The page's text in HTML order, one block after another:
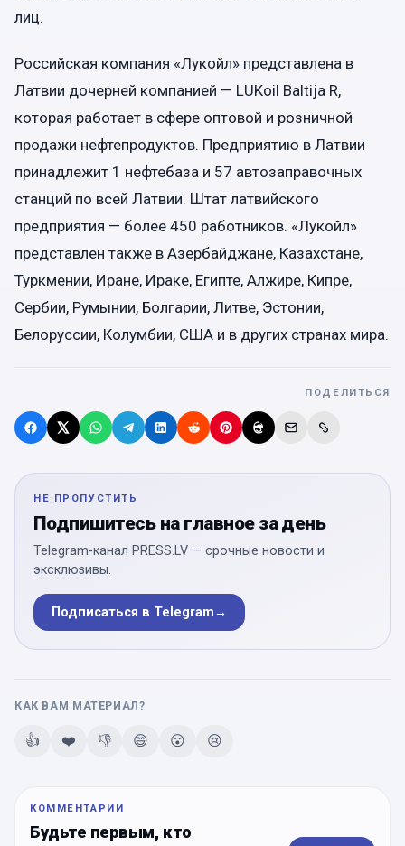
лиц.
Российская компания «Лукойл» представлена в
Латвии дочерней компанией — LUKoil Baltija R,
которая работает в сфере оптовой и розничной
продажи нефтепродуктов. Предприятию в Латвии
принадлежит 1 нефтебаза и 57 автозаправочных
станций по всей Латвии. Штат латвийского
предприятия — более 450 работников. «Лукойл»
представлен также в Азербайджане, Казахстане,
Туркмении, Иране, Ираке, Египте, Алжире, Кипре,
Сербии, Румынии, Болгарии, Литве, Эстонии,
Белоруссии, Колумбии, США и в других странах мира.
ПОДЕЛИТЬСЯ
НЕ ПРОПУСТИТЬ
Подпишитесь на главное за день
Telegram-канал PRESS.LV — срочные новости и
эксклюзивы.
Подписаться в Telegram→
КАК ВАМ МАТЕРИАЛ?
👍 ❤️ 👎 😄 😮 😢
КОММЕНТАРИИ
Будьте первым, кто